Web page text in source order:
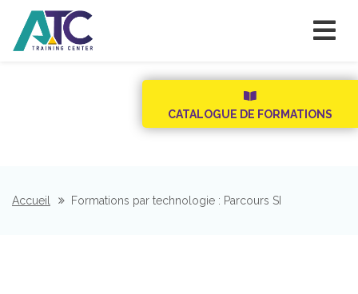
CATALOGUE DE FORMATIONS
Accueil Formations par technologie : Parcours SI